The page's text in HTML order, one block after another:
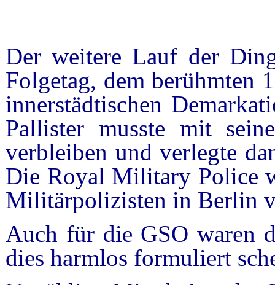
Der weitere Lauf der
Folgetag, dem berühmten
innerstädtischen
Pallister musste mit
verbleiben und verlegte
Die Royal Military Police
Militärpolizisten in Berlin
Auch für die GSO waren
dies harmlos formuliert